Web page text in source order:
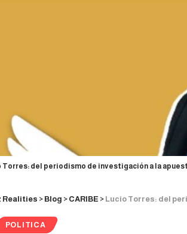
Torres: del periodismo de investigación a la
Realities > Blog > CARIBE > Lucio Torres: del
POLITICA